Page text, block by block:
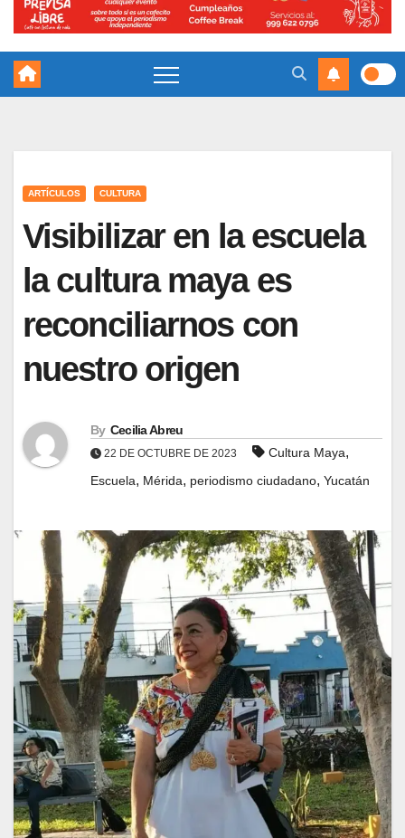
ARTÍCULOS CULTURA
Visibilizar en la escuela
la cultura maya es
reconciliarnos con
nuestro origen
By Cecilia Abreu
22 DE OCTUBRE DE 2023 Cultura Maya,
Escuela, Mérida, periodismo ciudadano, Yucatán